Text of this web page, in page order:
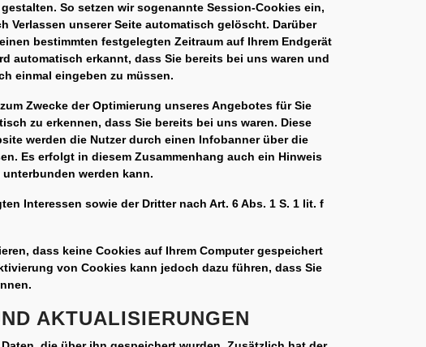
So setzen wir sogenannte Session-Cookies ein,
Verlassen unserer Seite automatisch gelöscht. Darüber
bestimmten festgelegten Zeitraum auf Ihrem Endgerät
automatisch erkannt, dass Sie bereits bei uns waren und
einmal eingeben zu müssen.
Zwecke der Optimierung unseres Angebotes für Sie
zu erkennen, dass Sie bereits bei uns waren. Diese
werden die Nutzer durch einen Infobanner über die
Es erfolgt in diesem Zusammenhang auch ein Hinweis
werden kann.
Interessen sowie der Dritter nach Art. 6 Abs. 1 S. 1 lit. f
dass keine Cookies auf Ihrem Computer gespeichert
von Cookies kann jedoch dazu führen, dass Sie
AKTUALISIERUNGEN